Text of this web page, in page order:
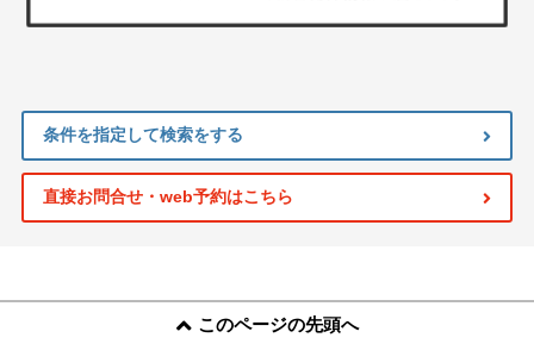
条件を指定して検索をする
直接お問合せ・web予約はこちら
このページの先頭へ